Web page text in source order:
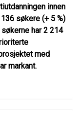
innen
søkere (+ 5 %)
har 2 214
med
markant.